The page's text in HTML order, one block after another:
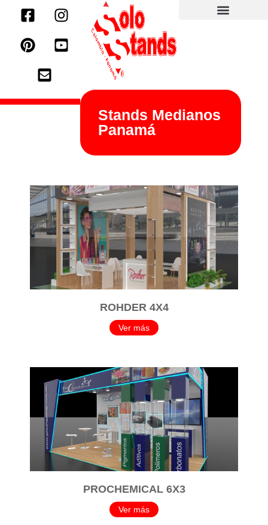
Stands Medianos
Panamá
ROHDER 4X4
Ver más
PROCHEMICAL 6X3
Ver más